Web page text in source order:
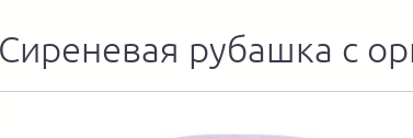
Сиреневая рубашка с